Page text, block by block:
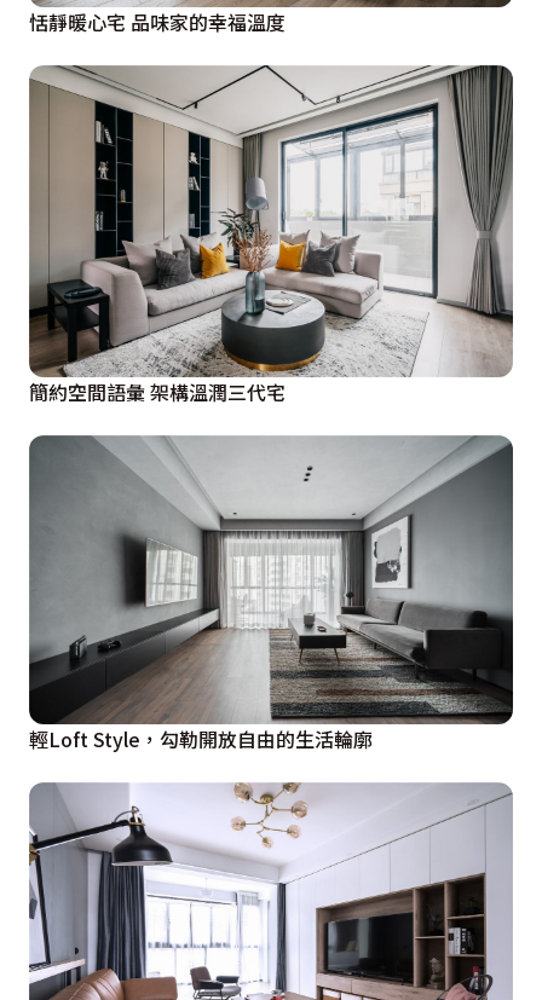
恬靜暖心宅 品味家的幸福溫度
簡約空間語彙 架構溫潤三代宅
輕Loft Style，勾勒開放自由的生活輪廓